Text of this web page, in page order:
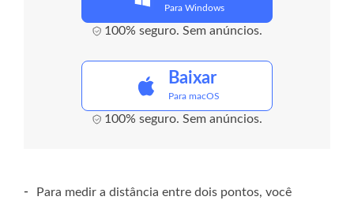
Para Windows
100% seguro. Sem anúncios.
Baixar
Para macOS
100% seguro. Sem anúncios.
-
Para medir a distância entre dois pontos, você